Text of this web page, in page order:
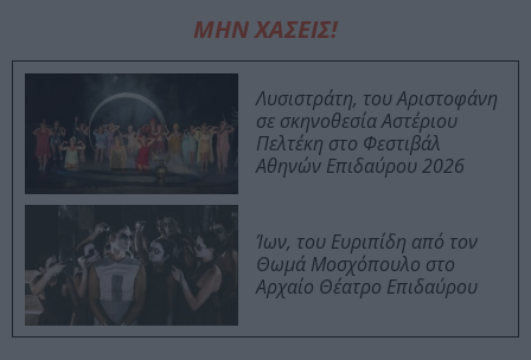
ΜΗΝ ΧΑΣΕΙΣ!
Λυσιστράτη, του Αριστοφάνη
σε σκηνοθεσία Αστέριου
Πελτέκη στο Φεστιβάλ
Αθηνών Επιδαύρου 2026
Ίων, του Ευριπίδη από τον
Θωμά Μοσχόπουλο στο
Αρχαίο Θέατρο Επιδαύρου